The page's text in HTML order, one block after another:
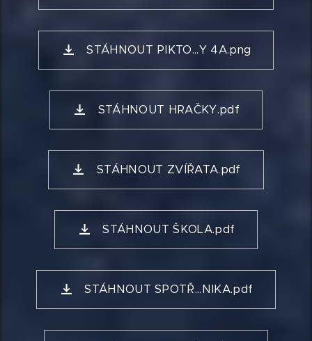
STÁHNOUT PIKTO...Y 4A.png
STÁHNOUT HRAČKY.pdf
STÁHNOUT ZVÍŘATA.pdf
STÁHNOUT ŠKOLA.pdf
STÁHNOUT SPOTŘ...NIKA.pdf